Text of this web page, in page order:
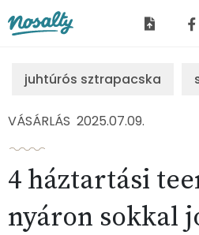
juhtúrós sztrapacska
VÁSÁRLÁS 2025.07.09.
4 háztartási
nyáron sokkal